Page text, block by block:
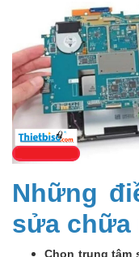
Những
sửa chữa
Chọn trung tâm